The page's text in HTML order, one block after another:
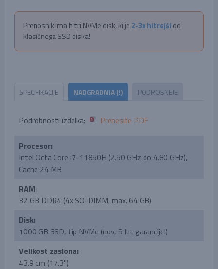
Prenosnik ima hitri NVMe disk, ki je 2-3x hitrejši od
klasičnega SSD diska!
SPECIFIKACIJE NADGRADNJA (!) PODROBNEJE
Podrobnosti izdelka: Prenesite PDF
Procesor:
Intel Octa Core i7-11850H (2.50 GHz do 4.80 GHz),
Cache 24 MB
RAM:
32 GB DDR4 (4x SO-DIMM, max. 64 GB)
Disk:
1000 GB SSD, tip NVMe (nov, 5 let garancije!)
Velikost zaslona:
43.9 cm (17.3'')